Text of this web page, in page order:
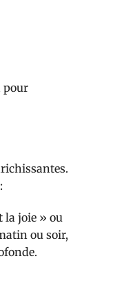
pour
la joie » ou
ou soir,